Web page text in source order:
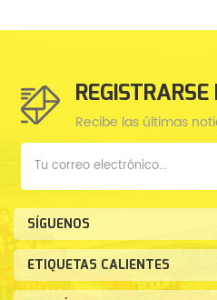
Recibe las últimas
SÍGUENOS
ETIQUETAS CALIENTES